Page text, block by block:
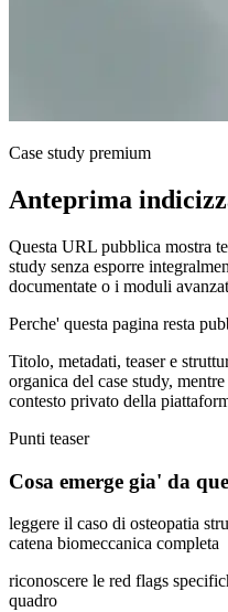
Case study premium
Anteprima
Questa URL pubblica mostra
study senza esporre
documentate o i moduli
Perche' questa pagina resta
Titolo, metadati, teaser e
organica del case study,
contesto privato della
Punti teaser
Cosa emerge gia' da
leggere il caso di osteopatia
catena biomeccanica completa
riconoscere le red flags
quadro